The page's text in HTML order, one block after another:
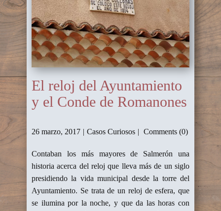
El reloj del Ayuntamiento
y el Conde de Romanones
26 marzo, 2017 Casos Curiosos Comments (0)
Contaban los más mayores de Salmerón una
historia acerca del reloj que lleva más de un siglo
presidiendo la vida municipal desde la torre del
Ayuntamiento. Se trata de un reloj de esfera, que
se ilumina por la noche, y que da las horas con